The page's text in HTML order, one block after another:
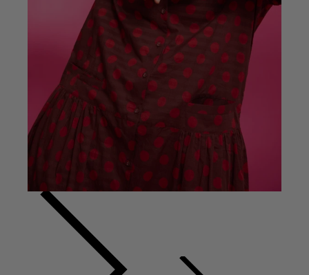
Un design suédois
Robes en jersey
Vêtements bohèmes
Des vêtements pour les soirées fraîches
Vêtements à motif
Coton biologique
Maillots de bain et vêtements de plage
Vêtements de fête